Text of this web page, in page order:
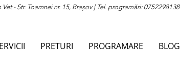
PRETURI PROGRAMARE BLOG
- Str. Toamnei nr. 15, Brașov | Tel. programări: 0752298138